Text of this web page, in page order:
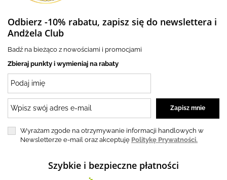
Odbierz -10% rabatu, zapisz się do newslettera i
Andżela Club
Badź na bieżąco z nowościami i promocjami
Zbieraj punkty i wymieniaj na rabaty
Wyrażam zgode na otrzymywanie informacji handlowych w
Newsletterze e-mail oraz akceptuję Politykę Prywatności.
Szybkie i bezpieczne płatności